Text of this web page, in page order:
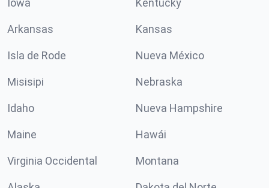
Iowa Kentucky
Arkansas Kansas
Isla de Rode Nueva México
Misisipi Nebraska
Idaho Nueva Hampshire
Maine Hawái
Virginia Occidental Montana